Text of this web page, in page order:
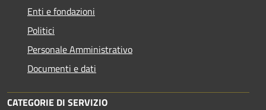
Enti e fondazioni
Politici
Personale Amministrativo
Documenti e dati
CATEGORIE DI SERVIZIO